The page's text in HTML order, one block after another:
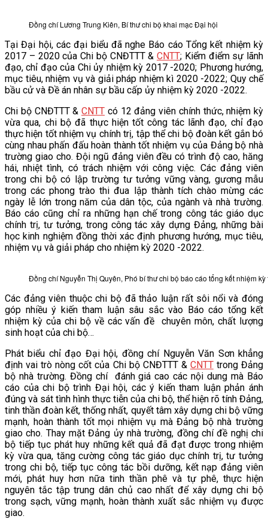
THƯ VIỆN
Đồng chí Lương Trung Kiên, Bí thư chi bộ khai mạc Đại hội
Tại Đại hội, các đại biểu đã nghe Báo cáo Tổng kết nhiệm kỳ
2017 – 2020 của Chi bộ CNĐTTT & CNTT; Kiểm điểm sự lãnh
đạo, chỉ đạo của Chi ủy nhiệm kỳ 2017 -2020; Phương hướng,
mục tiêu, nhiệm vụ và giải pháp nhiệm kì 2020 -2022; Quy chế
bầu cử và Đề án nhân sự bầu cấp ủy nhiệm kỳ 2020 -2022.
Chi bộ CNĐTTT & CNTT có 12 đảng viên chính thức, nhiệm kỳ
vừa qua, chi bộ đã thực hiện tốt công tác lãnh đạo, chỉ đạo
thực hiện tốt nhiệm vụ chính trị, tập thể chi bộ đoàn kết gắn bó
cùng nhau phấn đấu hoàn thành tốt nhiệm vụ của Đảng bộ nhà
trường giao cho. Đội ngũ đảng viên đều có trình độ cao, hăng
hái, nhiệt tình, có trách nhiệm với công việc. Các đảng viên
trong chi bộ có lập trường tư tưởng vững vàng, gương mẫu
trong các phong trào thi đua lập thành tích chào mừng các
ngày lễ lớn trong năm của dân tộc, của ngành và nhà trường.
Báo cáo cũng chỉ ra những hạn chế trong công tác giáo dục
chính trị, tư tưởng, trong công tác xây dựng Đảng, những bài
học kinh nghiệm đồng thời xác định phương hướng, mục tiêu,
nhiệm vụ và giải pháp cho nhiệm kỳ 2020 -2022.
Đồng chí Nguyễn Thị Quyên, Phó bí thư chi bộ báo cáo tổng kết nhiệm
Các đảng viên thuộc chi bộ đã thảo luận rất sôi nổi và đóng
góp nhiều ý kiến tham luận sâu sắc vào Báo cáo tổng kết
nhiệm kỳ của chi bộ về các vấn đề chuyên môn, chất lượng
sinh hoạt của chi bộ…
Phát biểu chỉ đạo Đại hội, đồng chí Nguyễn Văn Sơn khẳng
định vai trò nòng cốt của Chi bộ CNĐTTT & CNTTtrong Đảng
bộ nhà trường. Đồng chí đánh giá cao các nội dung mà Báo
cáo của chi bộ trình Đại hội, các ý kiến tham luận phản ánh
đúng và sát tình hình thực tiễn của chi bộ, thể hiện rõ tính Đảng,
tinh thần đoàn kết, thống nhất, quyết tâm xây dựng chi bộ vững
mạnh, hoàn thành tốt mọi nhiệm vụ mà Đảng bộ nhà trường
giao cho. Thay mặt Đảng ủy nhà trường, đồng chí đề nghị chi
bộ tiếp tục phát huy những kết quả đã đạt được trong nhiệm
kỳ vừa qua, tăng cường công tác giáo dục chính trị, tư tưởng
trong chi bộ, tiếp tục công tác bồi dưỡng, kết nạp đảng viên
mới, phát huy hơn nữa tinh thần phê và tự phê, thực hiện
nguyên tắc tập trung dân chủ cao nhất để xây dựng chi bộ
trong sạch, vững mạnh, hoàn thành xuất sắc nhiệm vụ được
giao.